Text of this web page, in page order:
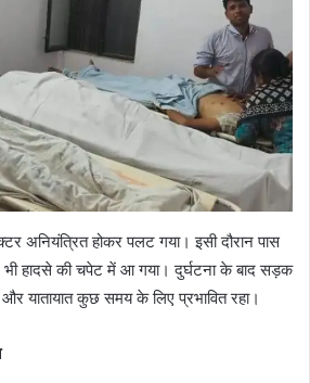
अनियंत्रित होकर पलट गया। इसी दौरान पास
हादसे की चपेट में आ गया। दुर्घटना के बाद सड़क
यातायात कुछ समय के लिए प्रभावित रहा।